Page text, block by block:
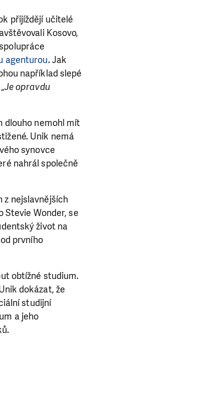
přijíždějí učitelé
Kosovo,
agenturou. Jak
například slepé
„Je opravdu
dlouho nemohl mít
Unik nemá
synovce
nahrál společně
z nejslavnějších
Stevie Wonder, se
život na
prvního
obtížné studium.
dokázat, že
studijní
a jeho